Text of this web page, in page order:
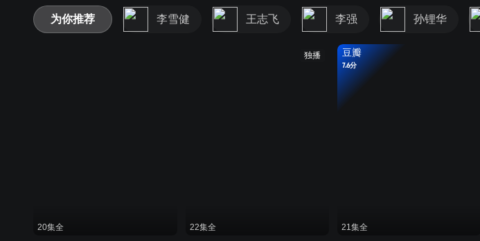
为你推荐 李雪健 王志飞 李强 孙锂华
20集全
独播
22集全
豆瓣
7.6分
21集全